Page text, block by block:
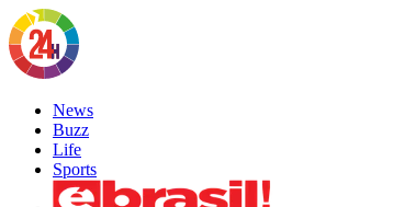
News
Buzz
Life
Sports